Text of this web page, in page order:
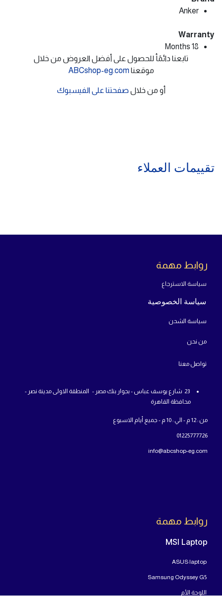
Anker
Warranty
18 Months
تابعنا دائمًأ للحصول على أفضل العروض من خلال
موقعنا ABCshop-eg.com
أو من خلال صفحتنا على الفيسبوك
تقييمات العملاء
روابط مهمة
سياسة الاسترجاع
سياسة الخصوصية
سياسة الشحن
من نحن
تواصل معنا
23 شارع يوسف عباس - بجوار بنك مصر - المنطقة الاولى مدينة نصر -
محافظة القاهرة
من : 12 م - الي : 10 م - جميع أيام الاسبوع
01225777726
info@abcshop-eg.com
روابط مهمة
MSI Laptop
ASUS laptop
Samsung Odyssey G5
اللوحة الأم